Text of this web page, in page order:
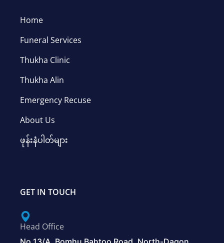
Home
Funeral Services
Thukha Clinic
Thukha Alin
Emergency Recuse
About Us
ဖုန်းနံပါတ်များ
GET IN TOUCH
Head Office